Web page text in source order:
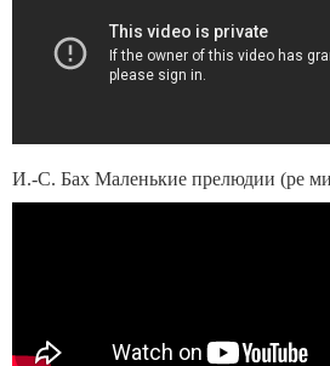
И.-С. Бах Маленькие прелюдии (ре